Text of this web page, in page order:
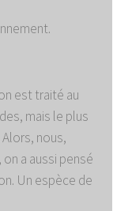
est traité au
mais le plus
nous,
a aussi pensé
Un espèce de